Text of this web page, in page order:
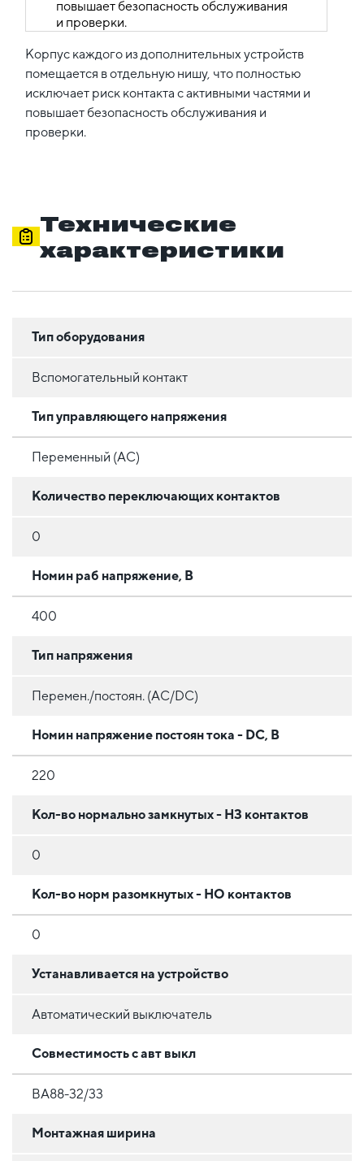
Корпус каждого из дополнительных устройств
помещается в отдельную нишу, что полностью
исключает риск контакта с активными частями и
повышает безопасность обслуживания и
проверки.
Технические
характеристики
Тип оборудования
Вспомогательный контакт
Тип управляющего напряжения
Переменный (AC)
Количество переключающих контактов
0
Номин раб напряжение, В
400
Тип напряжения
Перемен./постоян. (AC/DC)
Номин напряжение постоян тока - DC, В
220
Кол-во нормально замкнутых - НЗ контактов
0
Кол-во норм разомкнутых - НО контактов
0
Устанавливается на устройство
Автоматический выключатель
Совместимость с авт выкл
ВА88-32/33
Монтажная ширина